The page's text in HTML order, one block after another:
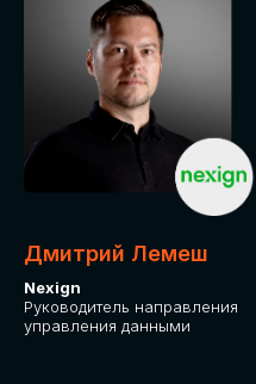
Дмитрий Лемеш
Nexign
Руководитель направления
управления данными
ДЛЯ ОПЛАТЫ
Оплата через сервис Timepad
ПРИОБРЕСТИ